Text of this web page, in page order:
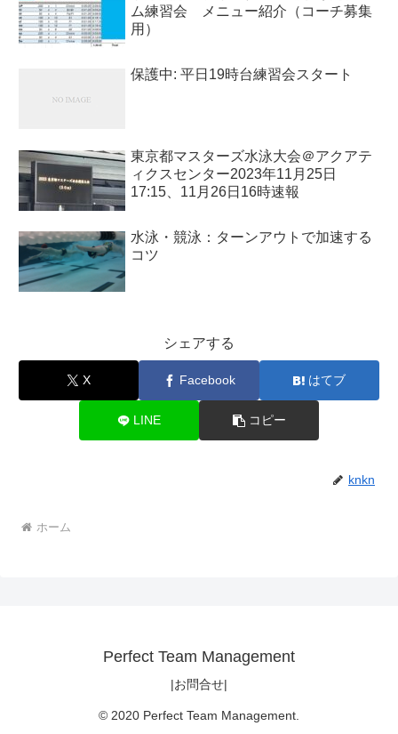
ム練習会 メニュー紹介（コーチ募集
用）
保護中: 平日19時台練習会スタート
東京都マスターズ水泳大会＠アクアテ
ィクスセンター2023年11月25日
17:15、11月26日16時速報
水泳・競泳：ターンアウトで加速する
コツ
シェアする
X Facebook はてブ
LINE コピー
knkn
ホーム
Perfect Team Management
|お問合せ|
© 2020 Perfect Team Management.